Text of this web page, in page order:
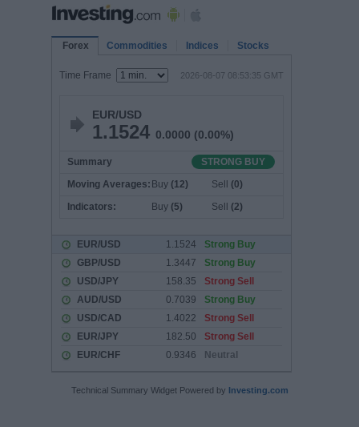
Technical Summary Widget Powered by Investing.com